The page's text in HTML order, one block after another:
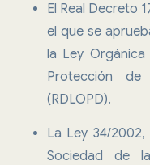
El Real Decreto
el que se
la Ley Orgánica
Protección
(RDLOPD).
La Ley 34/
Sociedad de